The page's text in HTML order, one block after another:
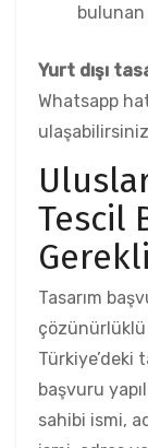
Yurt dışı
Whatsapp
Tescil
Tasarım
çözünürlüklü
Türkiye’deki
başvuru
sahibi ismi,